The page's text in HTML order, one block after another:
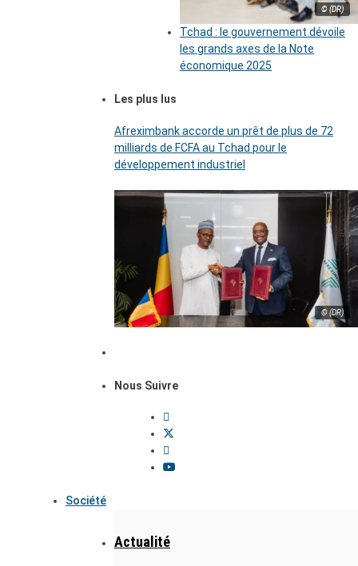
© (DR)
Tchad : le gouvernement dévoile
les grands axes de la Note
économique 2025
Les plus lus
Afreximbank accorde un prêt de plus de 72
milliards de FCFA au Tchad pour le
développement industriel
© (DR)
Nous Suivre
Société
Actualité